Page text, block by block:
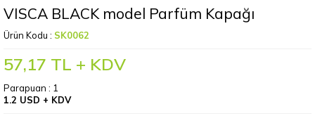
VISCA BLACK model Parfüm Kapağı
Ürün Kodu : SK0062
57,17 TL + KDV
Parapuan : 1
1.2 USD + KDV